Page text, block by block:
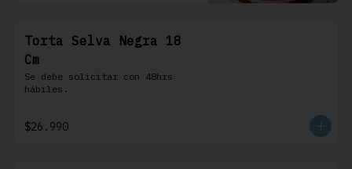
Torta Selva Negra 18
Cm
Se debe solicitar con 48hrs
hábiles.
$26.990